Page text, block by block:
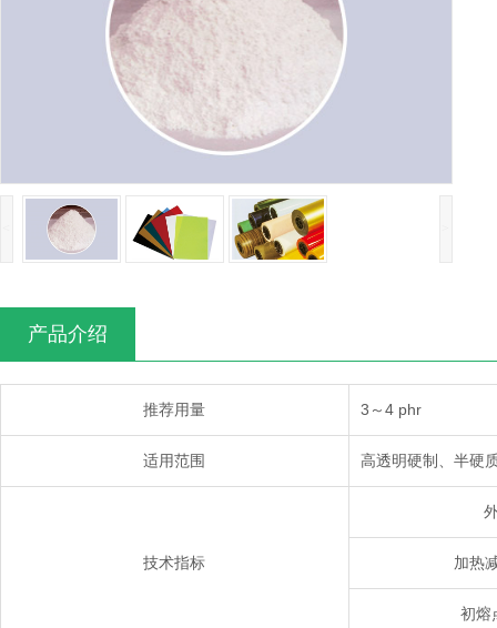
产品介绍
推荐用量 3～4 phr
适用范围 高透明硬制、半硬
技术指标 加热
初